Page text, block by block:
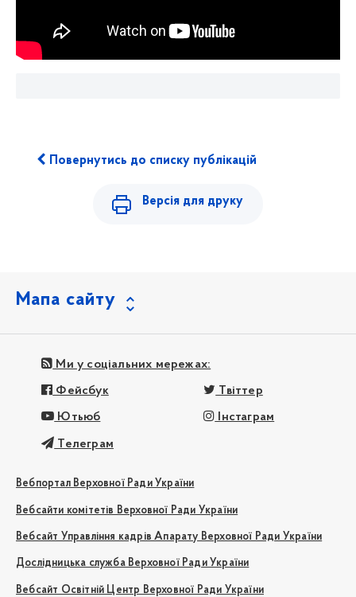
Повернутись до списку публікацій
Версія для друку
Мапа сайту
Ми у соціальних мережах:
Фейсбук Твіттер
Ютьюб Інстаграм
Телеграм
Вебпортал Верховної Ради України
Вебсайти комітетів Верховної Ради України
Вебсайт Управління кадрів Апарату Верховної Ради України
Дослідницька служба Верховної Ради України
Вебсайт Освітній Центр Верховної Ради України